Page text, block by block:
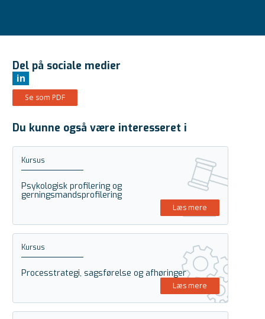
Del på sociale medier
in
Se som PDF
Du kunne også være interesseret i
Kursus
Psykologisk profilering og
gerningsmandsprofilering
Læs mere
Kursus
Processtrategi, sagsførelse og afhøringer
Læs mere